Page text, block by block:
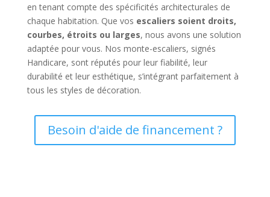
en tenant compte des spécificités architecturales de
chaque habitation. Que vos escaliers soient droits,
courbes, étroits ou larges, nous avons une solution
adaptée pour vous. Nos monte-escaliers, signés
Handicare, sont réputés pour leur fiabilité, leur
durabilité et leur esthétique, s’intégrant parfaitement à
tous les styles de décoration.
Besoin d'aide de financement ?